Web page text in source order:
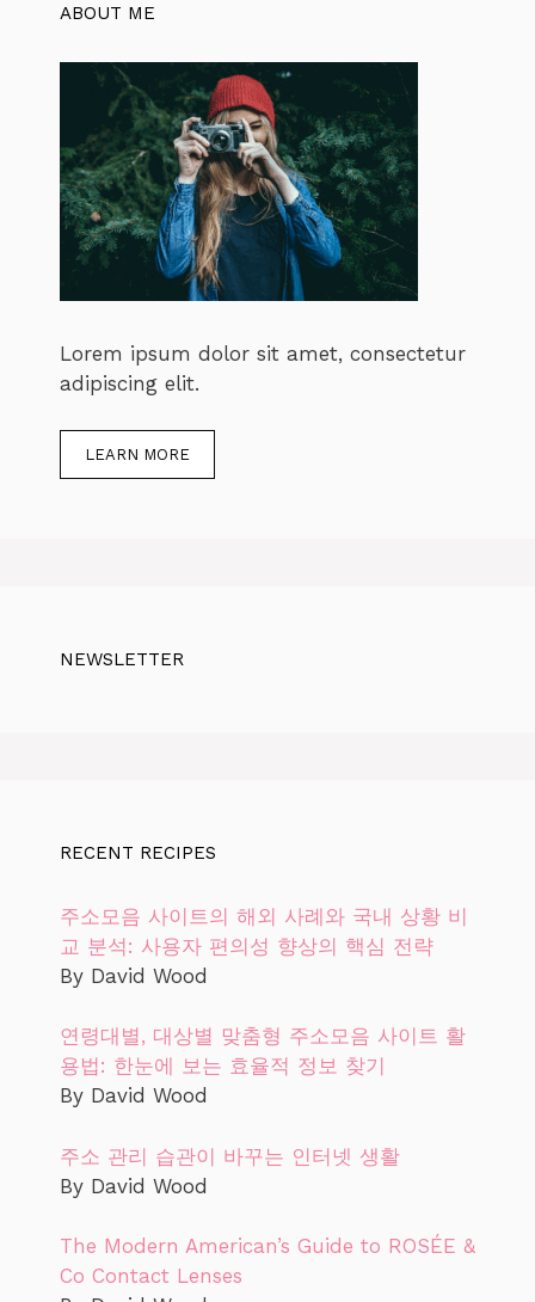
ABOUT ME
Lorem ipsum dolor sit amet, consectetur
adipiscing elit.
LEARN MORE
NEWSLETTER
RECENT RECIPES
주소모음 사이트의 해외 사례와 국내 상황 비
교 분석: 사용자 편의성 향상의 핵심 전략
By David Wood
연령대별, 대상별 맞춤형 주소모음 사이트 활
용법: 한눈에 보는 효율적 정보 찾기
By David Wood
주소 관리 습관이 바꾸는 인터넷 생활
By David Wood
The Modern American’s Guide to ROSÉE &
Co Contact Lenses